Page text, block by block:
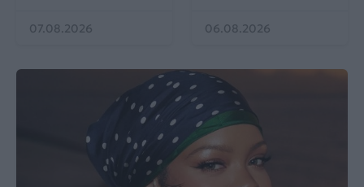
07.08.2026 06.08.2026